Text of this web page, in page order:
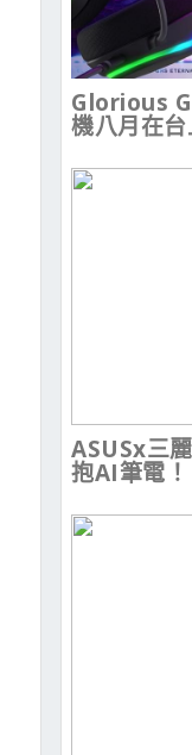
Glorious
機八月在
ASUSx三
抱AI筆電！